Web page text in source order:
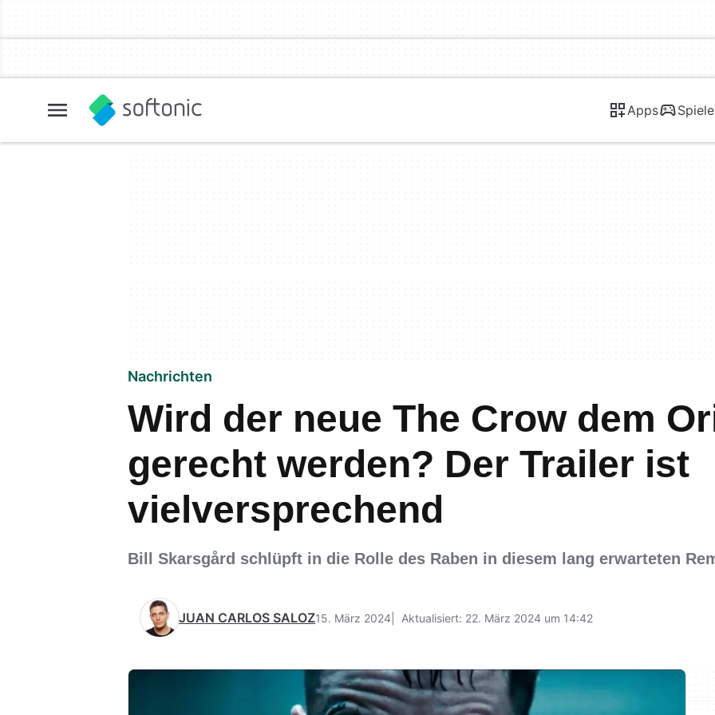
Apps Spiele
Nachrichten
Wird der neue The Crow dem
gerecht werden? Der Trailer ist
vielversprechend
Bill Skarsgård schlüpft in die Rolle des Raben in diesem lang erwarteten
JUAN CARLOS SALOZ15. März 2024 Aktualisiert: 22. März 2024 um 14:42